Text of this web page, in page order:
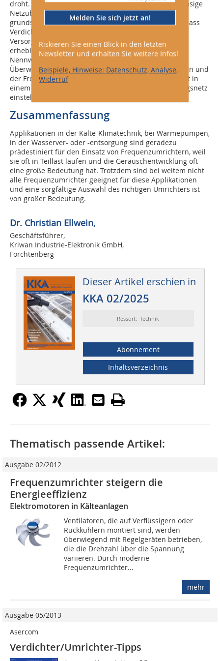
droht. Dazu ist dann eine schnell reagierende dreiphasige
Netzüberwachung notwendig. Das ist aber auch
grundsätzlich sehr sinnvoll, weil die Erfahrung zeigt, dass
Verdichter, Pumpen und Ventilatoren häufig an
Versorgungsnetzen betrieben werden (müssen), die
erhebliche Störungen und Abweichungen von den
Nennwerten aufweisen. Erst mit einer dreiphasigen
Überwachung können Fehlerursachen ermittelt werden und
der Frequenzumrichter kann sich in seiner Betriebsart in
einem weiten Rahmen auf Änderungen im Versorgungsnetz
einstellen.
Zusammenfassung
Applikationen in der Kälte-Klimatechnik, bei Wärmepumpen,
in der Wasserver- oder -entsorgung sind geradezu
prädestiniert für den Einsatz von Frequenzumrichtern, weil
sie oft in Teillast laufen und die Geräuschentwicklung oft
eine große Bedeutung hat. Trotzdem sind bei weitem nicht
alle Frequenzumrichter geeignet für diese Applikationen
und eine sorgfältige Auswahl des richtigen Umrichters ist
von großer Bedeutung.
Dr. Christian Ellwein,
Geschäftsführer,
Kriwan Industrie-Elektronik GmbH,
Forchtenberg
Dieser Artikel erschien in
KKA 02/2025
Ressort: Technik
Abonnement
Inhaltsverzeichnis
Melden Sie sich jetzt an!
Riskieren Sie einen Blick in den letzten
Newsletter und erhalten Sie weitere Infos!
Beispiele, Hinweise: Datenschutz, Analyse,
Widerruf
Thematisch passende Artikel:
Ausgabe 02/2012
Frequenzumrichter steigern die
Energieeffizienz
Elektromotoren in Kälteanlagen
Ventilatoren, die auf Verflüssigern oder
Rückkühlern montiert sind, werden
überwiegend mit Regelgeräten betrieben,
die die Drehzahl über die Spannung
variieren. Durch moderne
Frequenzumrichter...
mehr
Ausgabe 05/2013
Asercom
Verdichter/Umrichter-Tipps